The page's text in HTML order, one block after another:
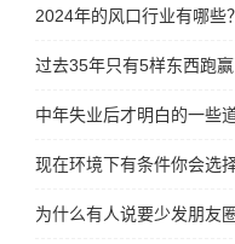
2024年的风口行业有哪些？
过去35年只有5样东西跑
中年失业后才明白的一些
现在环境下有条件你会选
为什么有人说要少发朋友圈